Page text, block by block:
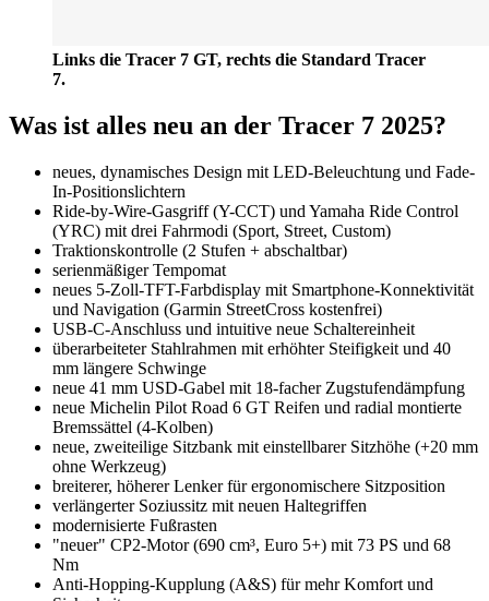
Links die Tracer 7 GT, rechts die Standard Tracer
7.
Was ist alles neu an der Tracer 7 2025?
neues, dynamisches Design mit LED-Beleuchtung und Fade-
In-Positionslichtern
Ride-by-Wire-Gasgriff (Y-CCT) und Yamaha Ride Control
(YRC) mit drei Fahrmodi (Sport, Street, Custom)
Traktionskontrolle (2 Stufen + abschaltbar)
serienmäßiger Tempomat
neues 5-Zoll-TFT-Farbdisplay mit Smartphone-Konnektivität
und Navigation (Garmin StreetCross kostenfrei)
USB-C-Anschluss und intuitive neue Schaltereinheit
überarbeiteter Stahlrahmen mit erhöhter Steifigkeit und 40
mm längere Schwinge
neue 41 mm USD-Gabel mit 18-facher Zugstufendämpfung
neue Michelin Pilot Road 6 GT Reifen und radial montierte
Bremssättel (4-Kolben)
neue, zweiteilige Sitzbank mit einstellbarer Sitzhöhe (+20 mm
ohne Werkzeug)
breiterer, höherer Lenker für ergonomischere Sitzposition
verlängerter Soziussitz mit neuen Haltegriffen
modernisierte Fußrasten
"neuer" CP2-Motor (690 cm³, Euro 5+) mit 73 PS und 68
Nm
Anti-Hopping-Kupplung (A&S) für mehr Komfort und